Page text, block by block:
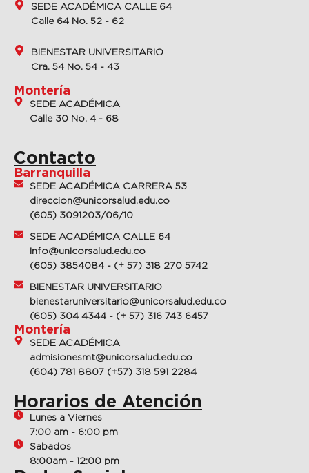
SEDE ACADÉMICA CALLE 64
Calle 64 No. 52 - 62
BIENESTAR UNIVERSITARIO
Cra. 54 No. 54 - 43
Montería
SEDE ACADÉMICA
Calle 30 No. 4 - 68
Contacto
Barranquilla
SEDE ACADÉMICA CARRERA 53
direccion@unicorsalud.edu.co
(605) 3091203/06/10
SEDE ACADÉMICA CALLE 64
info@unicorsalud.edu.co
(605) 3854084 - (+ 57) 318 270 5742
BIENESTAR UNIVERSITARIO
bienestaruniversitario@unicorsalud.edu.co
(605) 304 4344 - (+ 57) 316 743 6457
Montería
SEDE ACADÉMICA
admisionesmt@unicorsalud.edu.co
(604) 781 8807 (+57) 318 591 2284
Horarios de Atención
Lunes a Viernes
7:00 am - 6:00 pm
Sabados
8:00am - 12:00 pm